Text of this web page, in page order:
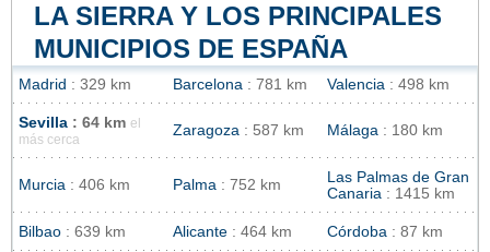
LA SIERRA Y LOS PRINCIPALES
MUNICIPIOS DE ESPAÑA
Madrid : 329 km Barcelona : 781 km Valencia : 498 km
Sevilla : 64 km el
más cerca
Zaragoza : 587 km Málaga : 180 km
Murcia : 406 km Palma : 752 km
Las Palmas de Gran
Canaria : 1415 km
Bilbao : 639 km Alicante : 464 km Córdoba : 87 km